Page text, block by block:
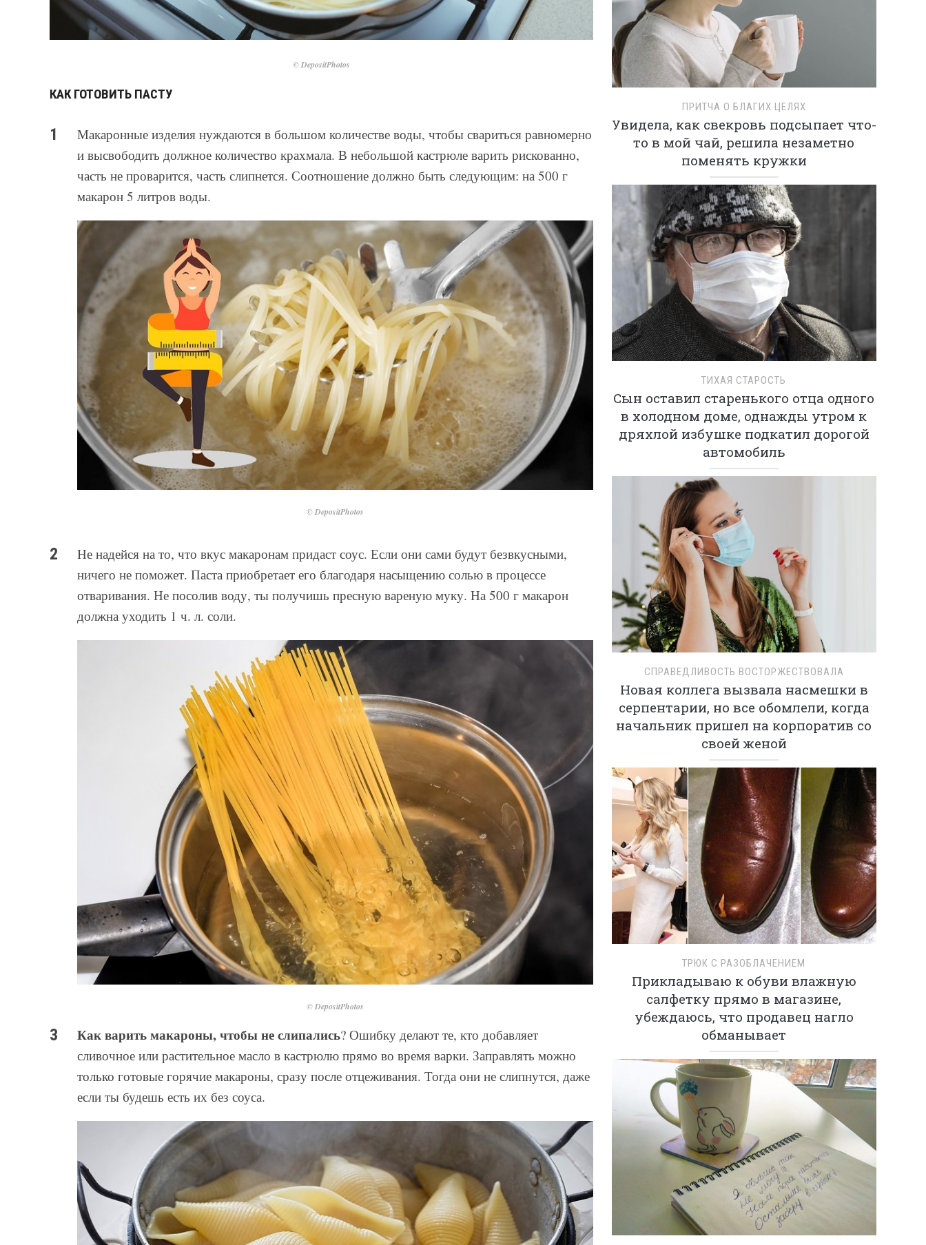
© DepositPhotos
КАК ГОТОВИТЬ ПАСТУ
Макаронные изделия нуждаются в большом количестве воды, чтобы свариться равномерно
и высвободить должное количество крахмала. В небольшой кастрюле варить рискованно,
часть не проварится, часть слипнется. Соотношение должно быть следующим: на 500 г
макарон 5 литров воды.
© DepositPhotos
Не надейся на то, что вкус макаронам придаст соус. Если они сами будут безвкусными,
ничего не поможет. Паста приобретает его благодаря насыщению солью в процессе
отваривания. Не посолив воду, ты получишь пресную вареную муку. На 500 г макарон
должна уходить 1 ч. л. соли.
© DepositPhotos
Как варить макароны, чтобы не слипались? Ошибку делают те, кто добавляет
сливочное или растительное масло в кастрюлю прямо во время варки. Заправлять можно
только готовые горячие макароны, сразу после отцеживания. Тогда они не слипнутся, даже
если ты будешь есть их без соуса.
ПРИТЧА О БЛАГИХ ЦЕЛЯХ
Увидела, как свекровь подсыпает что-
то в мой чай, решила незаметно
поменять кружки
ТИХАЯ СТАРОСТЬ
Сын оставил старенького отца одного
в холодном доме, однажды утром к
дряхлой избушке подкатил дорогой
автомобиль
СПРАВЕДЛИВОСТЬ ВОСТОРЖЕСТВОВАЛА
Новая коллега вызвала насмешки в
серпентарии, но все обомлели, когда
начальник пришел на корпоратив со
своей женой
ТРЮК С РАЗОБЛАЧЕНИЕМ
Прикладываю к обуви влажную
салфетку прямо в магазине,
убеждаюсь, что продавец нагло
обманывает